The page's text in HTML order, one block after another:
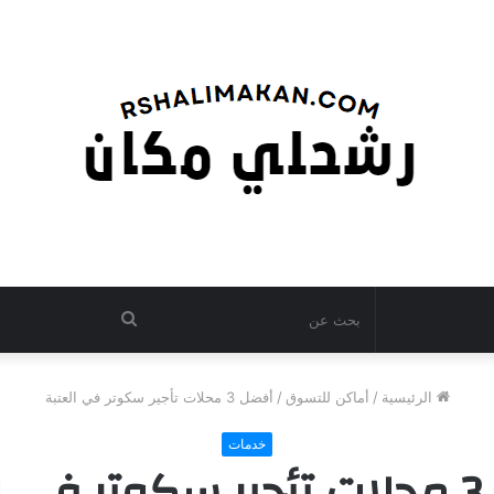
بحث
الرئيسية / أماكن للتسوق / أفضل 3 محلات تأجير سكوتر في العتبة
خدمات